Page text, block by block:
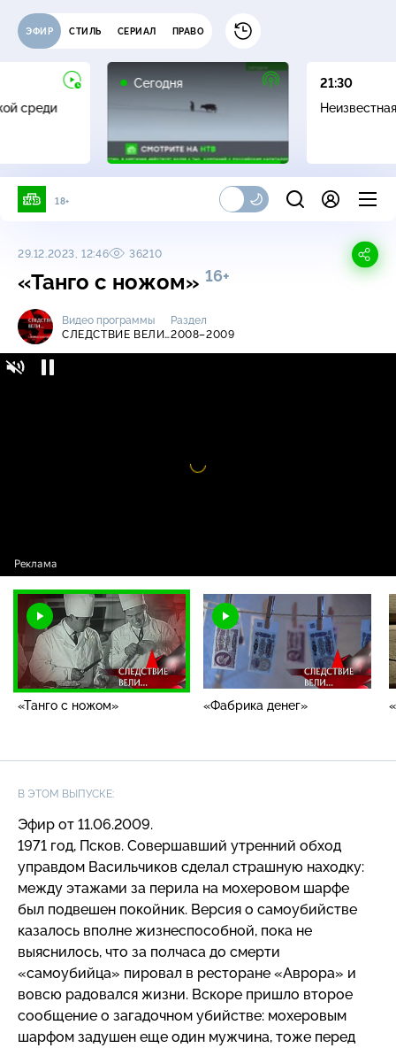
ЭФИР СТИЛЬ СЕРИАЛ ПРАВО
среди
Сегодня
21:30
18+
29.12.2023, 12:46 36210
«Танго с ножом» 16+
Видео программы
СЛЕДСТВИЕ ВЕЛИ…
Раздел
2008–2009
Видео
проигрыватель
«Танго с ножом» «Фабрика денег»
В ЭТОМ ВЫПУСКЕ:
Эфир от 11.06.2009.
1971 год, Псков. Совершавший утренний обход
управдом Васильчиков сделал страшную находку:
между этажами за перила на мохеровом шарфе
был подвешен покойник. Версия о самоубийстве
казалось вполне жизнеспособной, пока не
выяснилось, что за полчаса до смерти
«самоубийца» пировал в ресторане «Аврора» и
вовсю радовался жизни. Вскоре пришло второе
сообщение о загадочном убийстве: мохеровым
шарфом задушен еще один мужчина, тоже перед